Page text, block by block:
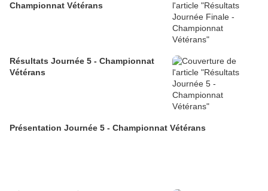
Championnat Vétérans
Résultats Journée 5 - Championnat
Vétérans
Présentation Journée 5 - Championnat Vétérans